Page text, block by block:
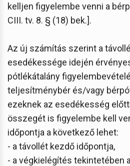
kelljen figyelembe venni a
CIII. tv. 8. § (18) bek.].
Az új számítás szerint a
esedékessége idején
pótlékátalány
teljesítménybér és/vagy
ezeknek az esedékesség
összegét is figyelembe kell
időpontja a következő lehet:
- a távollét kezdő időpontja,
- a végkielégítés tekintetében